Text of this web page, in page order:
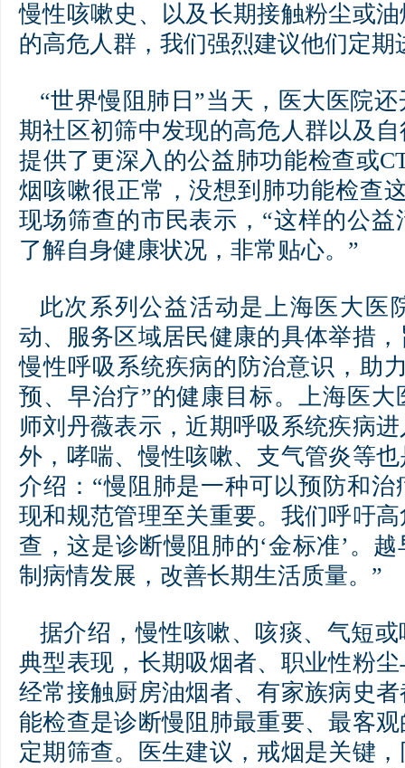
慢性咳嗽史、以及长期接触粉尘或
的高危人群，我们强烈建议他们定期
“世界慢阻肺日”当天，医大医院
期社区初筛中发现的高危人群以及
提供了更深入的公益肺功能检查或
烟咳嗽很正常，没想到肺功能检查
现场筛查的市民表示，“这样的公
了解自身健康状况，非常贴心。”
此次系列公益活动是上海医大医
动、服务区域居民健康的具体举措
慢性呼吸系统疾病的防治意识，助
预、早治疗”的健康目标。上海医
师刘丹薇表示，近期呼吸系统疾病
外，哮喘、慢性咳嗽、支气管炎等
介绍：“慢阻肺是一种可以预防和
现和规范管理至关重要。我们呼吁
查，这是诊断慢阻肺的‘金标准’。
制病情发展，改善长期生活质量。”
据介绍，慢性咳嗽、咳痰、气短
典型表现，长期吸烟者、职业性粉
经常接触厨房油烟者、有家族病史
能检查是诊断慢阻肺最重要、最客
定期筛查。医生建议，戒烟是关键